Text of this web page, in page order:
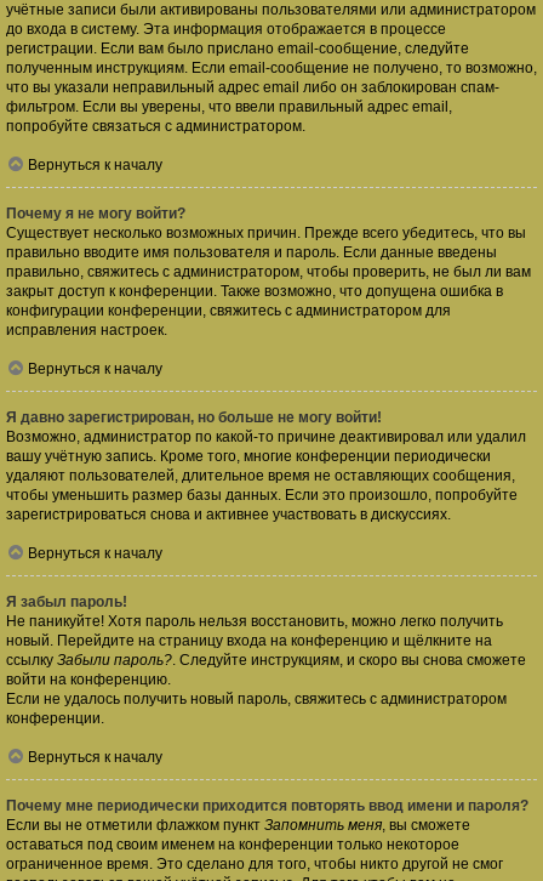
учётные записи были активированы пользователями или администратором
до входа в систему. Эта информация отображается в процессе
регистрации. Если вам было прислано email-сообщение, следуйте
полученным инструкциям. Если email-сообщение не получено, то возможно,
что вы указали неправильный адрес email либо он заблокирован спам-
фильтром. Если вы уверены, что ввели правильный адрес email,
попробуйте связаться с администратором.
Вернуться к началу
Почему я не могу войти?
Существует несколько возможных причин. Прежде всего убедитесь, что вы
правильно вводите имя пользователя и пароль. Если данные введены
правильно, свяжитесь с администратором, чтобы проверить, не был ли вам
закрыт доступ к конференции. Также возможно, что допущена ошибка в
конфигурации конференции, свяжитесь с администратором для
исправления настроек.
Вернуться к началу
Я давно зарегистрирован, но больше не могу войти!
Возможно, администратор по какой-то причине деактивировал или удалил
вашу учётную запись. Кроме того, многие конференции периодически
удаляют пользователей, длительное время не оставляющих сообщения,
чтобы уменьшить размер базы данных. Если это произошло, попробуйте
зарегистрироваться снова и активнее участвовать в дискуссиях.
Вернуться к началу
Я забыл пароль!
Не паникуйте! Хотя пароль нельзя восстановить, можно легко получить
новый. Перейдите на страницу входа на конференцию и щёлкните на
ссылку Забыли пароль?. Следуйте инструкциям, и скоро вы снова сможете
войти на конференцию.
Если не удалось получить новый пароль, свяжитесь с администратором
конференции.
Вернуться к началу
Почему мне периодически приходится повторять ввод имени и пароля?
Если вы не отметили флажком пункт Запомнить меня, вы сможете
оставаться под своим именем на конференции только некоторое
ограниченное время. Это сделано для того, чтобы никто другой не смог